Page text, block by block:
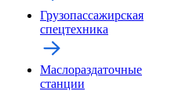
Грузопассажирская
спецтехника
Маслораздаточные
станции